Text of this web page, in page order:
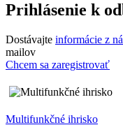
Prihlásenie k
Dostávajte informácie z
mailov
Chcem sa zaregistrovať
Multifunkčné ihrisko